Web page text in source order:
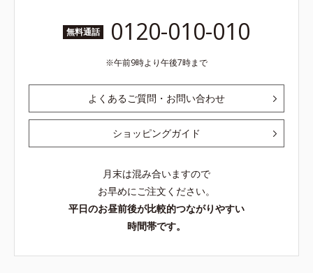
無料通話 0120-010-010
午前9時より午後7時まで
よくあるご質問・お問い合わせ
ショッピングガイド
月末は混み合いますので
お早めにご注文ください。
平日のお昼前後が比較的つながりやすい
時間帯です。